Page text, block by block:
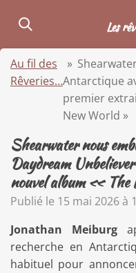
Passer
contenu
principal
Les
Au fil des
Rêveries…
»
Antarctique
premier
New World »
Shearwater nous
Daydream
nouvel album «
Publié le 15 mai 2026 à
Jonathan Meiburg
recherche en
habituel pour